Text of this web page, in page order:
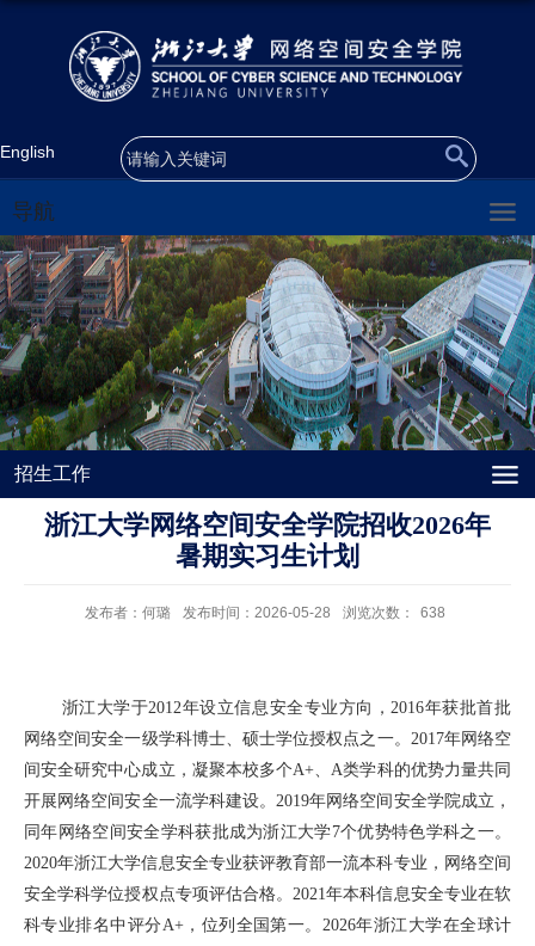
English
导航
招生工作
浙江大学网络空间安全学院招收2026年
暑期实习生计划
发布者：何璐 发布时间：2026-05-28 浏览次数： 638
浙江大学于2012年设立信息安全专业方向，2016年获批首批
网络空间安全一级学科博士、硕士学位授权点之一。2017年网络空
间安全研究中心成立，凝聚本校多个A+、A类学科的优势力量共同
开展网络空间安全一流学科建设。2019年网络空间安全学院成立，
同年网络空间安全学科获批成为浙江大学7个优势特色学科之一。
2020年浙江大学信息安全专业获评教育部一流本科专业，网络空间
安全学科学位授权点专项评估合格。2021年本科信息安全专业在软
科专业排名中评分A+，位列全国第一。2026年浙江大学在全球计